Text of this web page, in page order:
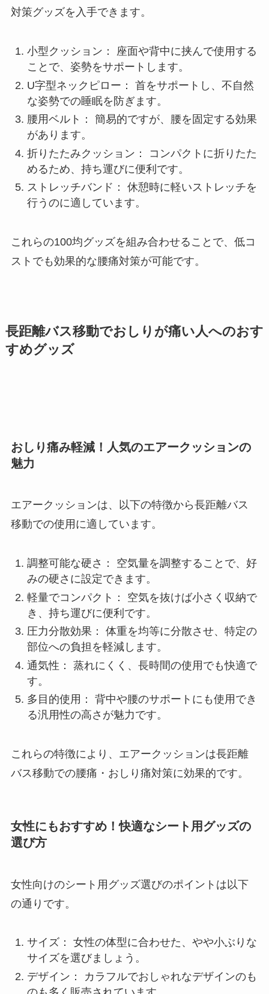
対策グッズを入手できます。
小型クッション： 座面や背中に挟んで使用する
ことで、姿勢をサポートします。
U字型ネックピロー： 首をサポートし、不自然
な姿勢での睡眠を防ぎます。
腰用ベルト： 簡易的ですが、腰を固定する効果
があります。
折りたたみクッション： コンパクトに折りたた
めるため、持ち運びに便利です。
ストレッチバンド： 休憩時に軽いストレッチを
行うのに適しています。
これらの100均グッズを組み合わせることで、低コ
ストでも効果的な腰痛対策が可能です。
長距離バス移動でおしりが痛い人へのおす
すめグッズ
おしり痛み軽減！人気のエアークッションの
魅力
エアークッションは、以下の特徴から長距離バス
移動での使用に適しています。
調整可能な硬さ： 空気量を調整することで、好
みの硬さに設定できます。
軽量でコンパクト： 空気を抜けば小さく収納で
き、持ち運びに便利です。
圧力分散効果： 体重を均等に分散させ、特定の
部位への負担を軽減します。
通気性： 蒸れにくく、長時間の使用でも快適で
す。
多目的使用： 背中や腰のサポートにも使用でき
る汎用性の高さが魅力です。
これらの特徴により、エアークッションは長距離
バス移動での腰痛・おしり痛対策に効果的です。
女性にもおすすめ！快適なシート用グッズの
選び方
女性向けのシート用グッズ選びのポイントは以下
の通りです。
サイズ： 女性の体型に合わせた、やや小ぶりな
サイズを選びましょう。
デザイン： カラフルでおしゃれなデザインのも